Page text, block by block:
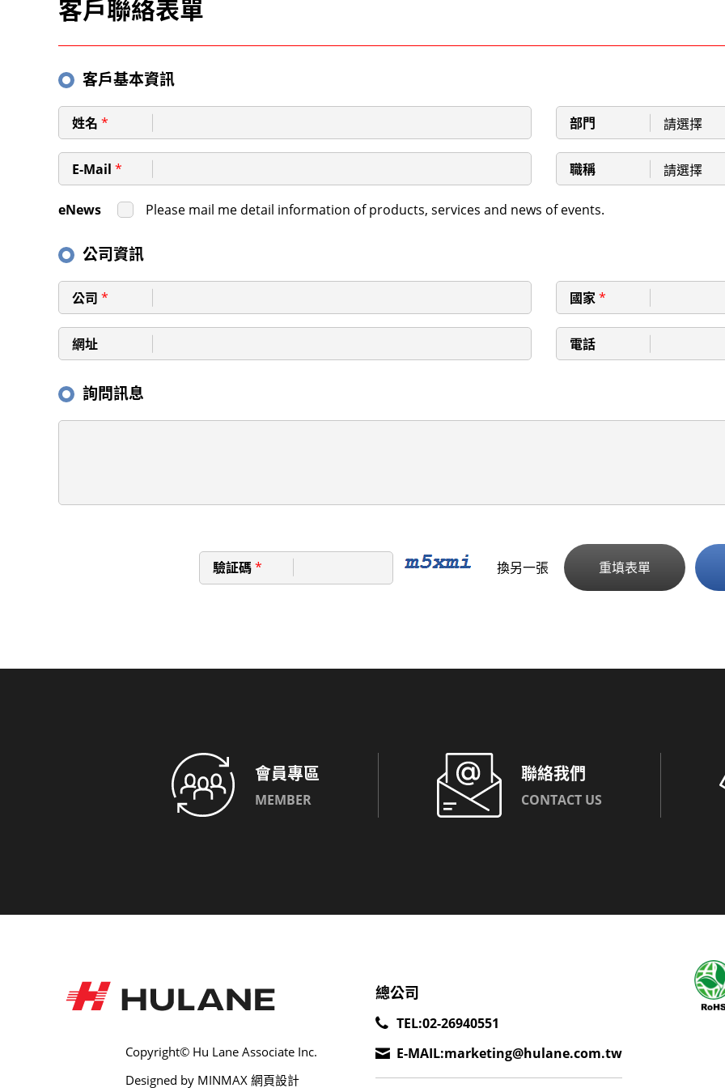
客戶聯絡表單
客戶基本資訊
姓名 * 部門 請選擇
E-Mail * 職稱 請選擇
eNews Please mail me detail information of products, services and news of events.
公司資訊
公司 * 國家*
網址 電話
詢問訊息
驗証碼* 換另一張 重填表單
會員專區
MEMBER
聯絡我們
CONTACT US
Copyright© Hu Lane Associate Inc.
Designed by MINMAX 網頁設計
總公司
TEL:02-26940551
E-MAIL:marketing@hulane.com.tw